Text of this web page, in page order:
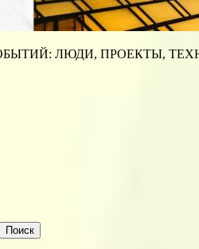
ЛЮДИ, ПРОЕКТЫ,